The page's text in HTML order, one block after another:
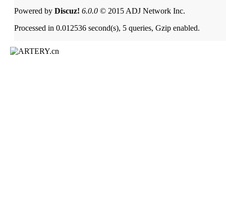
Powered by Discuz! 6.0.0 © 2015 ADJ Network Inc.
Processed in 0.012536 second(s), 5 queries, Gzip enabled.